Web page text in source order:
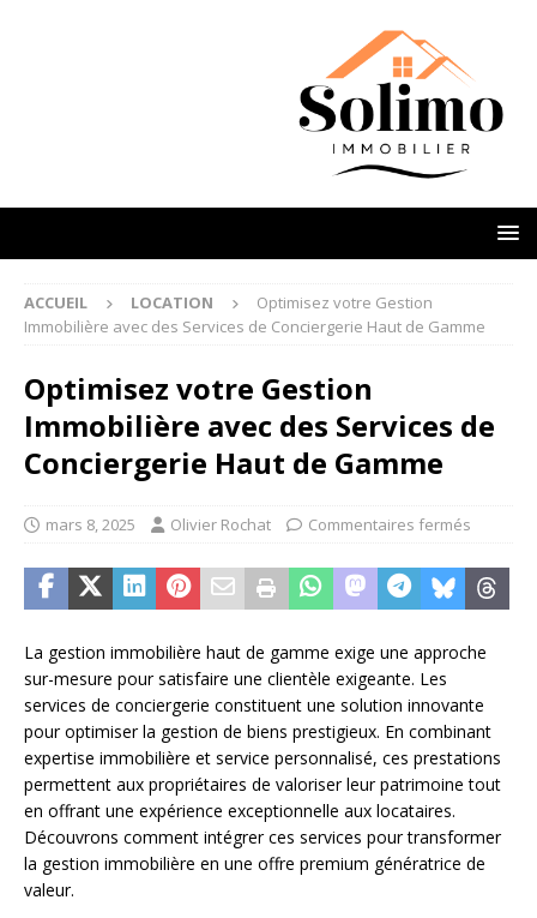
ACCUEIL LOCATION
Optimisez votre Gestion
Immobilière avec des Services de Conciergerie Haut de Gamme
Optimisez votre Gestion
Immobilière avec des Services de
Conciergerie Haut de Gamme
mars 8, 2025 Olivier Rochat Commentaires fermés
La gestion immobilière haut de gamme exige une approche
sur-mesure pour satisfaire une clientèle exigeante. Les
services de conciergerie constituent une solution innovante
pour optimiser la gestion de biens prestigieux. En combinant
expertise immobilière et service personnalisé, ces prestations
permettent aux propriétaires de valoriser leur patrimoine tout
en offrant une expérience exceptionnelle aux locataires.
Découvrons comment intégrer ces services pour transformer
la gestion immobilière en une offre premium génératrice de
valeur.